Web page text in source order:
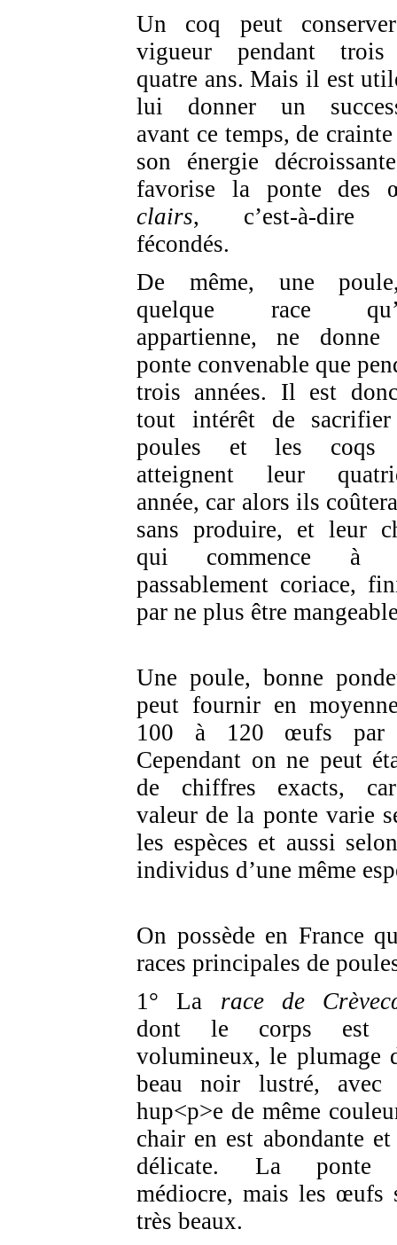
Un coq peut
vigueur pendant
quatre ans. Mais il est
lui donner un
avant ce temps, de
son énergie
favorise la ponte des
clairs, c’est-à-dire
fécondés.
De même, une
quelque race
appartienne, ne donne
ponte convenable que
trois années. Il est
tout intérêt de
poules et les coqs
atteignent leur
année, car alors ils
sans produire, et leur
qui commence à
passablement coriace,
par ne plus être
Une poule, bonne
peut fournir en
100 à 120 œufs par
Cependant on ne peut
de chiffres exacts,
valeur de la ponte varie
les espèces et aussi
individus d’une même
On possède en France
races principales de
1° La race de
dont le corps est
volumineux, le plumage
beau noir lustré, avec
hup<p>e de même
chair en est abondante et
délicate. La ponte
médiocre, mais les œufs
très beaux.